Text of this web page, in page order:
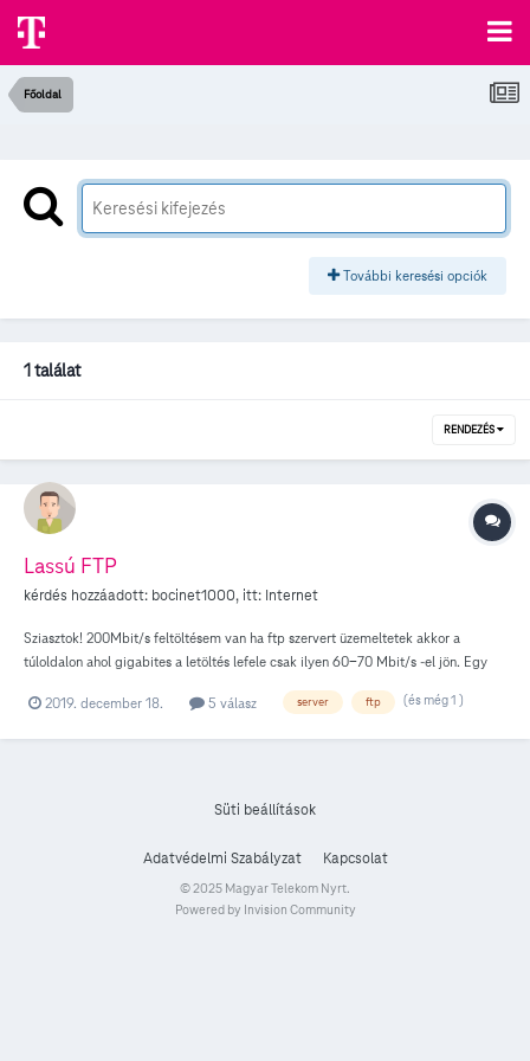
Főoldal
További keresési opciók
1 találat
RENDEZÉS
Lassú FTP
kérdés hozzáadott: bocinet1000, itt: Internet
Sziasztok! 200Mbit/s feltöltésem van ha ftp szervert üzemeltetek akkor a
túloldalon ahol gigabites a letöltés lefele csak ilyen 60-70 Mbit/s -el jön. Egy
2019. december 18.
5 válasz server ftp (és még 1 )
Süti beállítások
Adatvédelmi Szabályzat Kapcsolat
© 2025 Magyar Telekom Nyrt.
Powered by Invision Community